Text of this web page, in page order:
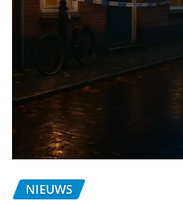
NIEUWS